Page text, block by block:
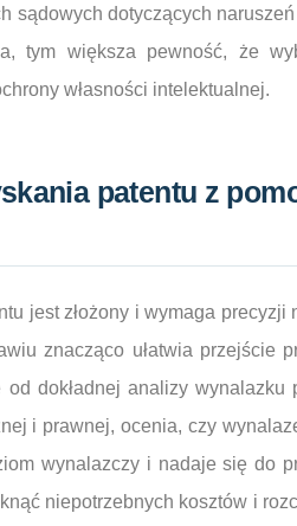
sądowych dotyczących
tym większa pewność, że
własności intelektualnej.
patentu z
jest złożony i wymaga
znacząco ułatwia
od dokładnej analizy
i prawnej, ocenia, czy
wynalazczy i nadaje się do
niepotrzebnych kosztów i